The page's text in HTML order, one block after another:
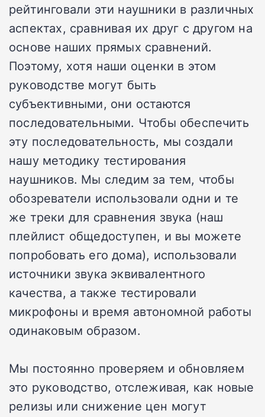
рейтинговали эти наушники в различных
аспектах, сравнивая их друг с другом на
основе наших прямых сравнений.
Поэтому, хотя наши оценки в этом
руководстве могут быть
субъективными, они остаются
последовательными. Чтобы обеспечить
эту последовательность, мы создали
нашу методику тестирования
наушников. Мы следим за тем, чтобы
обозреватели использовали одни и те
же треки для сравнения звука (наш
плейлист общедоступен, и вы можете
попробовать его дома), использовали
источники звука эквивалентного
качества, а также тестировали
микрофоны и время автономной работы
одинаковым образом.
Мы постоянно проверяем и обновляем
это руководство, отслеживая, как новые
релизы или снижение цен могут